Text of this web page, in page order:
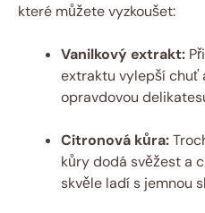
které můžete vyzkoušet:
Vanilkový extrakt:
extraktu vylepší chuť
opravdovou
Citronová kůra:
kůry dodá svěžest a
skvěle ladí s jemnou